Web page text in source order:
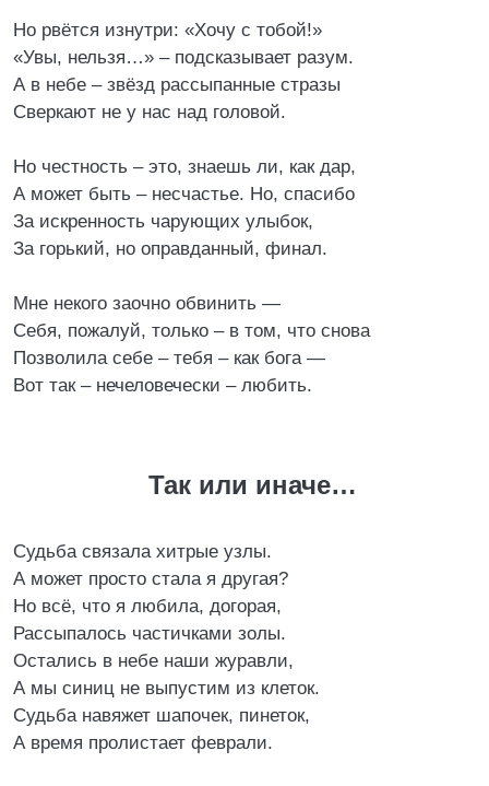
Но рвётся изнутри: «Хочу с тобой!»
«Увы, нельзя…» – подсказывает разум.
А в небе – звёзд рассыпанные стразы
Сверкают не у нас над головой.
Но честность – это, знаешь ли, как дар,
А может быть – несчастье. Но, спасибо
За искренность чарующих улыбок,
За горький, но оправданный, финал.
Мне некого заочно обвинить —
Себя, пожалуй, только – в том, что снова
Позволила себе – тебя – как бога —
Вот так – нечеловечески – любить.
Так или иначе…
Судьба связала хитрые узлы.
А может просто стала я другая?
Но всё, что я любила, догорая,
Рассыпалось частичками золы.
Остались в небе наши журавли,
А мы синиц не выпустим из клеток.
Судьба навяжет шапочек, пинеток,
А время пролистает феврали.